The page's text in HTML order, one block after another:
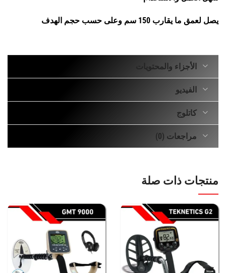
يصل لعمق ما يقارب 150 سم وعلى حسب حجم الهدف
الأجزاء والمحتويات
الفيديو
كاتلوج
مراجعات (0)
منتجات ذات صلة